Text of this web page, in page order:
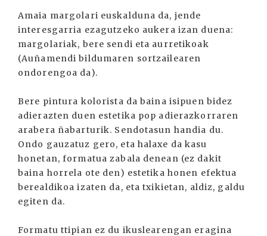
Amaia margolari euskalduna da, jende
interesgarria ezagutzeko aukera izan duena:
margolariak, bere sendi eta aurretikoak
(Auñamendi bildumaren sortzailearen
ondorengoa da).
Bere pintura kolorista da baina isipuen bidez
adierazten duen estetika pop adierazkorraren
arabera ñabarturik. Sendotasun handia du.
Ondo gauzatuz gero, eta halaxe da kasu
honetan, formatua zabala denean (ez dakit
baina horrela ote den) estetika honen efektua
berealdikoa izaten da, eta txikietan, aldiz, galdu
egiten da.
Formatu ttipian ez du ikuslearengan eragina